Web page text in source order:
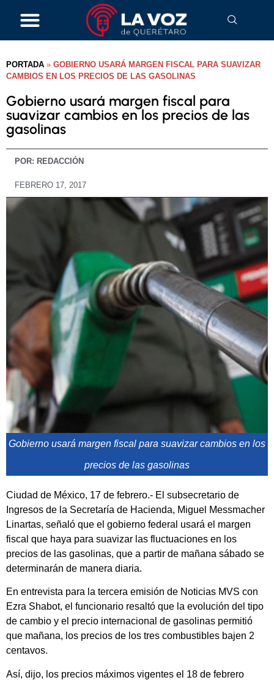
PORTADA » GOBIERNO USARÁ MARGEN FISCAL PARA SUAVIZAR
CAMBIOS EN LOS PRECIOS DE LAS GASOLINAS
Gobierno usará margen fiscal para
suavizar cambios en los precios de las
gasolinas
POR: REDACCIÓN
FEBRERO 17, 2017
Gobierno usará margen fiscal para suavizar cambios en los
precios de las gasolinas
Ciudad de México, 17 de febrero.- El subsecretario de
Ingresos de la Secretaría de Hacienda, Miguel Messmacher
Linartas, señaló que el gobierno federal usará el margen
fiscal que haya para suavizar las fluctuaciones en los
precios de las gasolinas, que a partir de mañana sábado se
determinarán de manera diaria.
En entrevista para la tercera emisión de Noticias MVS con
Ezra Shabot, el funcionario resaltó que la evolución del tipo
de cambio y el precio internacional de gasolinas permitió
que mañana, los precios de los tres combustibles bajen 2
centavos.
Así, dijo, los precios máximos vigentes el 18 de febrero